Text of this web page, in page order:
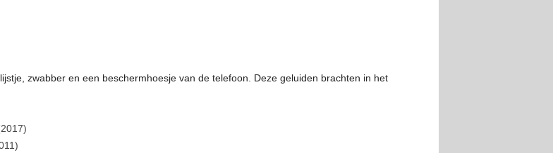
zwabber en een beschermhoesje van de telefoon. Deze geluiden brachten in het